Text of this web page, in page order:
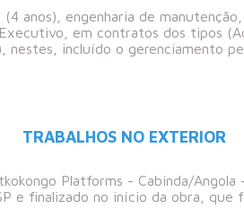
anos), engenharia de
em contratos dos tipos
nestes, incluído o gerenciamento
TRABALHOS NO EXTERIOR
Platforms - Cabinda/
e finalizado no início da obra,